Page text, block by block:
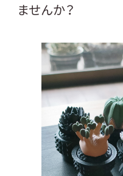
ませんか？